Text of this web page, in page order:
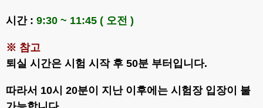
시간 : 9:30 ~ 11:45 ( 오전 )
※ 참고
퇴실 시간은 시험 시작 후 50분 부터입니다.
따라서 10시 20분이 지난 이후에는 시험장 입장이 불